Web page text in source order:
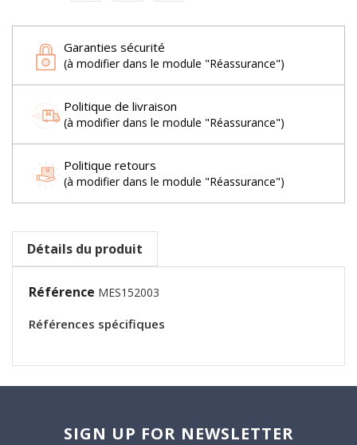
Garanties sécurité
(à modifier dans le module "Réassurance")
Politique de livraison
(à modifier dans le module "Réassurance")
Politique retours
(à modifier dans le module "Réassurance")
Détails du produit
Référence MES152003
Références spécifiques
SIGN UP FOR NEWSLETTER